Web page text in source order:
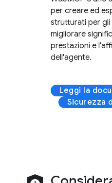
per creare ed
strutturati per gli
migliorare
prestazioni e
dell'agente.
Leggi la
Sicurezza